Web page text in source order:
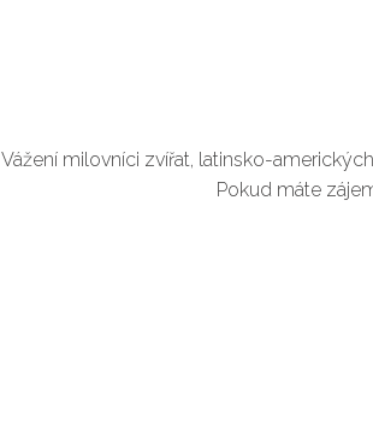
Vážení milovníci zvířat, latinsko-
Pokud máte